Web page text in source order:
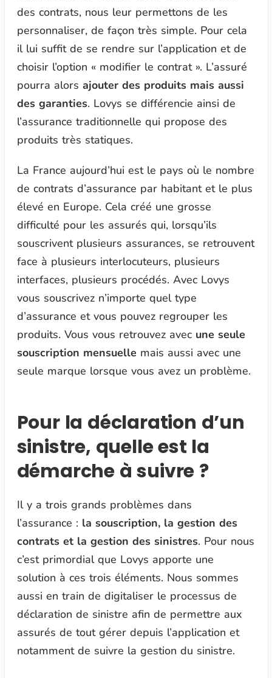
des contrats, nous leur permettons de les
personnaliser, de façon très simple. Pour cela
il lui suffit de se rendre sur l’application et de
choisir l’option « modifier le contrat ». L’assuré
pourra alors ajouter des produits mais aussi
des garanties. Lovys se différencie ainsi de
l’assurance traditionnelle qui propose des
produits très statiques.
La France aujourd’hui est le pays où le nombre
de contrats d’assurance par habitant et le plus
élevé en Europe. Cela créé une grosse
difficulté pour les assurés qui, lorsqu’ils
souscrivent plusieurs assurances, se retrouvent
face à plusieurs interlocuteurs, plusieurs
interfaces, plusieurs procédés. Avec Lovys
vous souscrivez n’importe quel type
d’assurance et vous pouvez regrouper les
produits. Vous vous retrouvez avec une seule
souscription mensuelle mais aussi avec une
seule marque lorsque vous avez un problème.
Pour la déclaration d’un
sinistre, quelle est la
démarche à suivre ?
Il y a trois grands problèmes dans
l’assurance : la souscription, la gestion des
contrats et la gestion des sinistres. Pour nous
c’est primordial que Lovys apporte une
solution à ces trois éléments. Nous sommes
aussi en train de digitaliser le processus de
déclaration de sinistre afin de permettre aux
assurés de tout gérer depuis l’application et
notamment de suivre la gestion du sinistre.